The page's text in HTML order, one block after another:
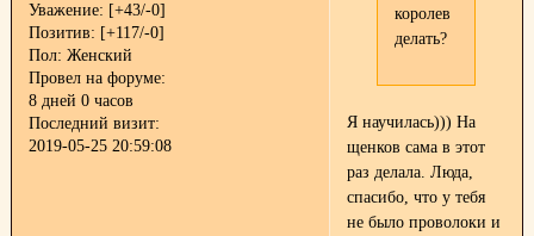
Уважение: [+43/-0]
Позитив: [+117/-0]
Пол: Женский
Провел на форуме:
8 дней 0 часов
Последний визит:
2019-05-25 20:59:08
королев
делать?
Я научилась))) На
щенков сама в этот
раз делала. Люда,
спасибо, что у тебя
не было проволоки и